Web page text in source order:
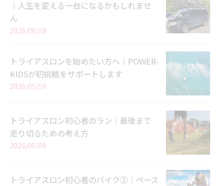
｜人生を変える一台になるかもしれませ
ん
2026/06/18
トライアスロンを始めたい方へ｜POWER-
KIDSが初挑戦をサポートします
2026/05/10
トライアスロン初心者のラン｜最後まで
走り切るための考え方
2026/05/09
トライアスロン初心者のバイク②｜ペース